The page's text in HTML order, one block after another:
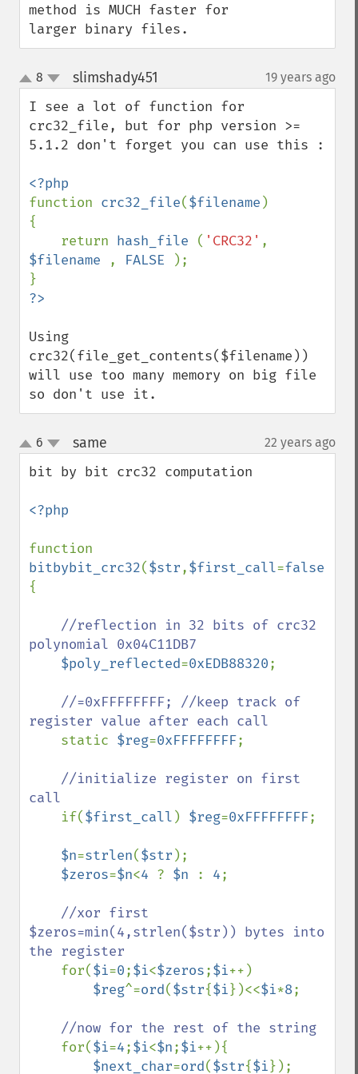
method is MUCH faster for
larger binary files.
up
down
8 slimshady451 19 years ago
I see a lot of function for
crc32_file, but for php version >=
5.1.2 don't forget you can use this :
function crc32_file($filename )
{
    return
hash_file ( 'CRC32'
$filename
, FALSE
);
Using
crc32(file_get_contents($filename))
will use too many memory on big file
so don't use it.
up
down
6 same 22 years ago
bit by bit crc32 computation
<?php
bitbybit_crc32($str,$first_call=false
{
//reflection in 32 bits of crc32
polynomial 0x04C11DB7
$poly_reflected=0xEDB88320;
//=0xFFFFFFFF; //keep track of
register value after each call
static $reg=0xFFFFFFFF;
//initialize register on first
call
if($first_call ) $reg=0xFFFFFFFF;
$n=strlen($str );
$zeros=$n<4 ? $n : 4;
//xor first
$zeros=min(4,strlen($str)) bytes into
the register
for($i=0;$i<$zeros;$i++)
$reg^=ord($str{$i})<<$i*8;
//now for the rest of the string
for($i=4;$i<$n;$i++){
$next_char=ord($str{$i});